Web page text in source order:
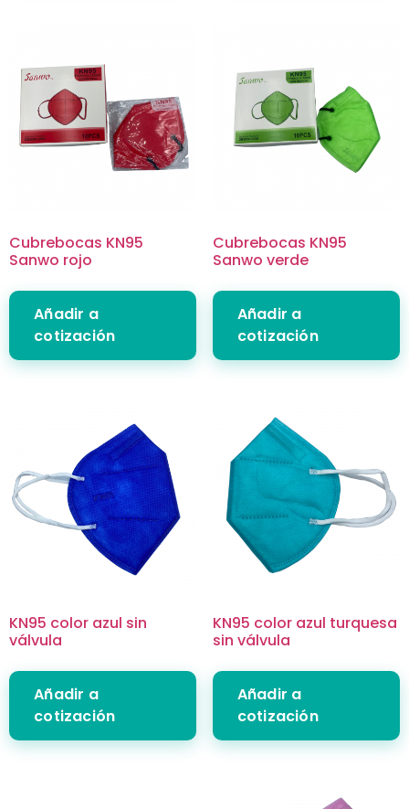
Cubrebocas KN95
Sanwo rojo
Añadir a
cotización
Cubrebocas KN95
Sanwo verde
Añadir a
cotización
KN95 color azul sin
válvula
Añadir a
cotización
KN95 color azul turquesa
sin válvula
Añadir a
cotización